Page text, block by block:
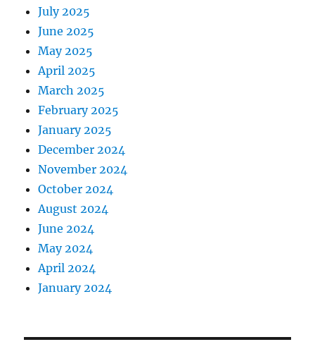
July 2025
June 2025
May 2025
April 2025
March 2025
February 2025
January 2025
December 2024
November 2024
October 2024
August 2024
June 2024
May 2024
April 2024
January 2024